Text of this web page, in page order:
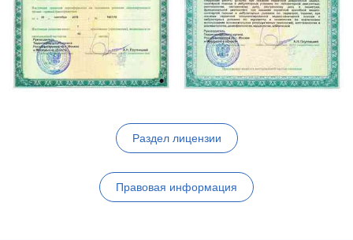
Раздел лицензии
Правовая информация